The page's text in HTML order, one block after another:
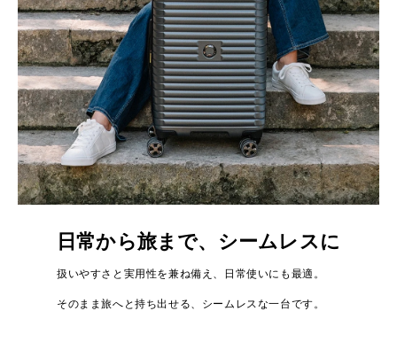
日常から旅まで、シームレスに
扱いやすさと実用性を兼ね備え、日常使いにも最適。
そのまま旅へと持ち出せる、シームレスな一台です。